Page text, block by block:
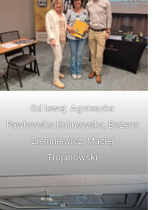
Od lewej: Agnieszka
Pawłowska-Kalinowska, Bożena
Ziemniewicz, Maciej
Trojanowski